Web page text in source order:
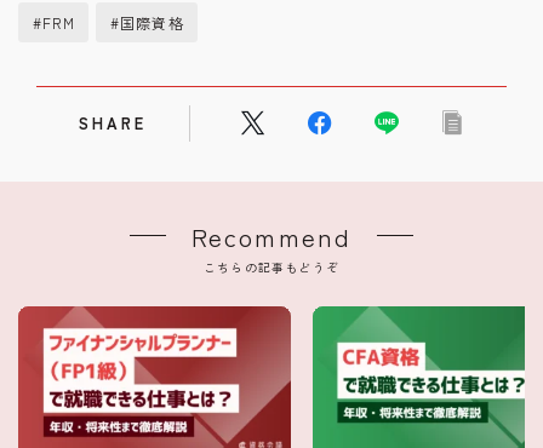
#FRM #国際資格
SHARE
Recommend
こちらの記事もどうぞ